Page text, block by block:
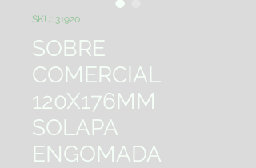
SKU: 31920
SOBRE
COMERCIAL
120X176MM
SOLAPA
ENGOMADA